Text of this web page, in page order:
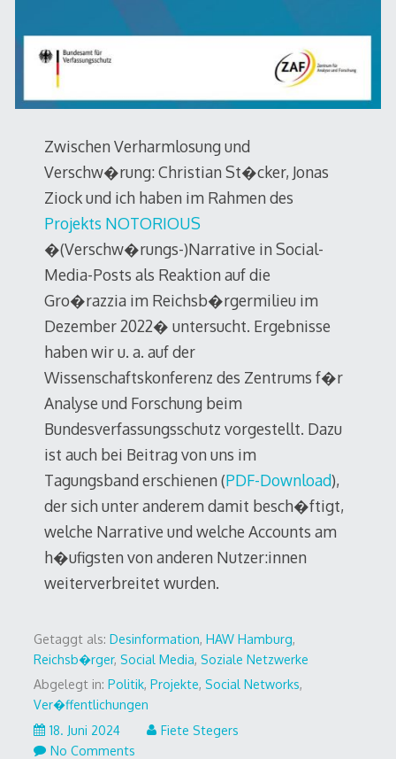
Zwischen Verharmlosung und
Verschw�rung: Christian St�cker, Jonas
Ziock und ich haben im Rahmen des
Projekts NOTORIOUS
�(Verschw�rungs-)Narrative in Social-
Media-Posts als Reaktion auf die
Gro�razzia im Reichsb�rgermilieu im
Dezember 2022� untersucht. Ergebnisse
haben wir u. a. auf der
Wissenschaftskonferenz des Zentrums f�r
Analyse und Forschung beim
Bundesverfassungsschutz vorgestellt. Dazu
ist auch bei Beitrag von uns im
Tagungsband erschienen (PDF-Download),
der sich unter anderem damit besch�ftigt,
welche Narrative und welche Accounts am
h�ufigsten von anderen Nutzer:innen
weiterverbreitet wurden.
Getaggt als: Desinformation, HAW Hamburg,
Reichsb�rger, Social Media, Soziale Netzwerke
Abgelegt in: Politik, Projekte, Social Networks,
Ver�ffentlichungen
18. Juni 202418.
Juni
Fiete Stegers
No Comments